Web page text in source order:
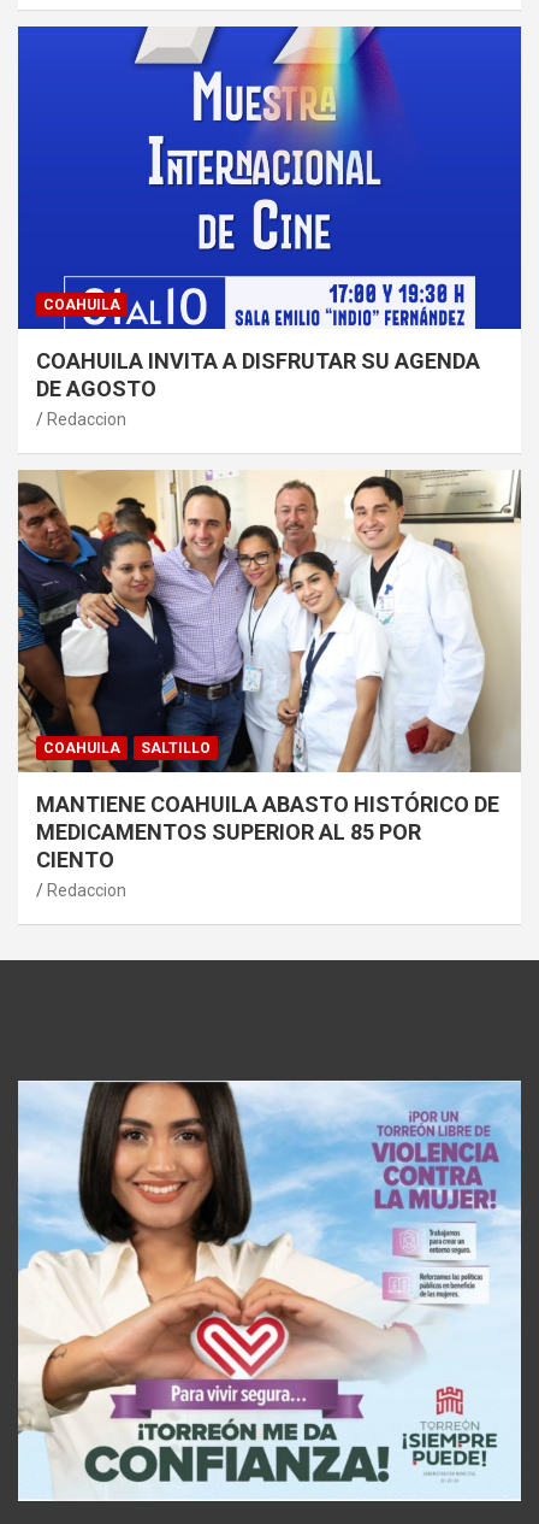
COAHUILA
COAHUILA INVITA A DISFRUTAR SU AGENDA
DE AGOSTO
Redaccion
COAHUILA SALTILLO
MANTIENE COAHUILA ABASTO HISTÓRICO DE
MEDICAMENTOS SUPERIOR AL 85 POR
CIENTO
Redaccion